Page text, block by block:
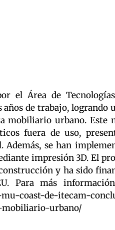
el Área de
de trabajo, logrando
mobiliario urbano. Este
fuera de uso,
se han
impresión 3D. El
y ha sido
Para más
coast-de-itecam-
urbano/